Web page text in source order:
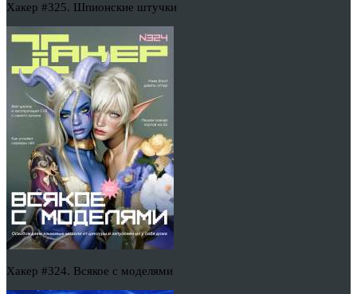
Хакер #325. Шпионские штучки
Хакер #324. Всякое с моделями